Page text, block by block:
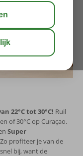
22°C tot 30°C! Ruil
of 30°C op Curaçao.
Super
Zo profiteer je van de
bij, want de